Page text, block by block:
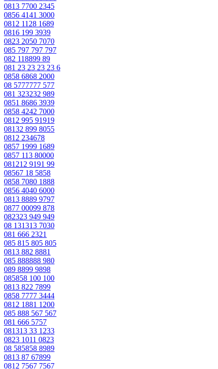
0813 7700 2345
0856 4141 3000
0812 1128 1689
0816 199 3939
0823 2050 7070
085 797 797 797
082 118899 89
081 23 23 23 23 6
0858 6868 2000
08 5777777 577
081 323232 989
0851 8686 3939
0858 4242 7000
0812 995 91919
08132 899 8055
0812 234678
0857 1999 1689
0857 113 80000
081212 9191 99
08567 18 5858
0858 7080 1888
0856 4040 6000
0813 8889 9797
0877 00099 878
082323 949 949
08 131313 7030
081 666 2321
085 815 805 805
0813 882 8881
085 888888 980
089 8899 9898
085858 100 100
0813 822 7899
0858 7777 3444
0812 1881 1200
085 888 567 567
081 666 5757
081313 33 1233
0823 1011 0823
08 585858 8989
0813 87 67899
0812 7567 7567